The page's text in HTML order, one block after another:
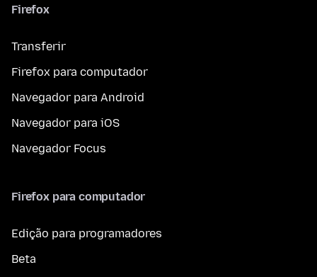
Firefox
Transferir
Firefox para computador
Navegador para Android
Navegador para iOS
Navegador Focus
Firefox para computador
Edição para programadores
Beta